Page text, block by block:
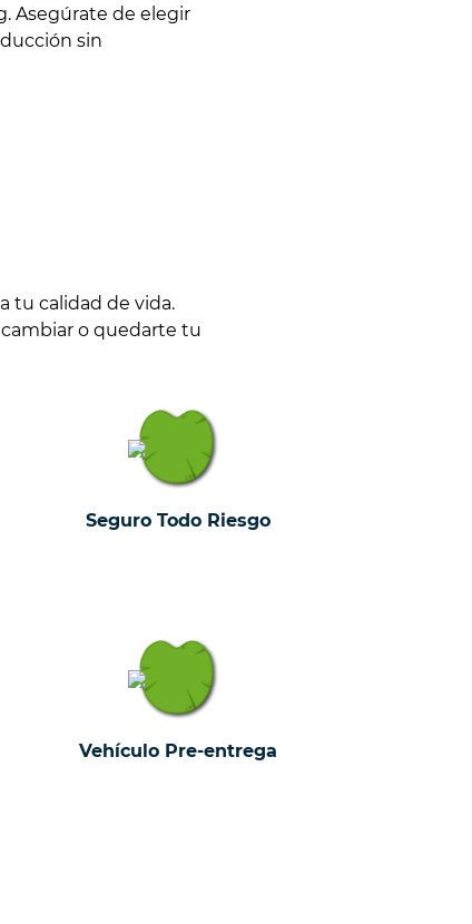
Asegúrate de elegir
sin
tu calidad de vida.
o quedarte tu
Seguro Todo Riesgo
Vehículo Pre-entrega